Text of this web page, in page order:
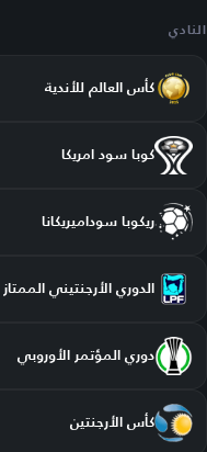
النادي
كأس العالم للأندية
كوبا سود امريكا
ريكوبا سوداميريكانا
الدوري الأرجنتيني الممتاز
دوري المؤتمر الأوروبي
كأس الأرجنتين